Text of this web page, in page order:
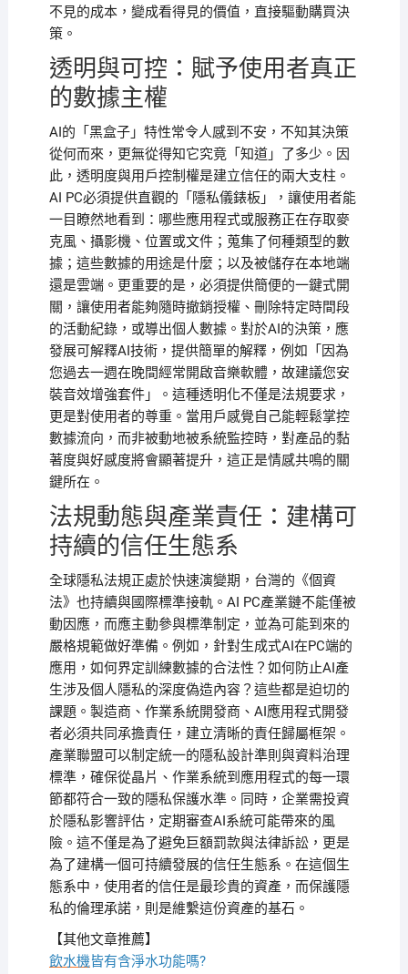
不見的成本，變成看得見的價值，直接驅動購買決
策。
透明與可控：賦予使用者真正
的數據主權
AI的「黑盒子」特性常令人感到不安，不知其決策
從何而來，更無從得知它究竟「知道」了多少。因
此，透明度與用戶控制權是建立信任的兩大支柱。
AI PC必須提供直觀的「隱私儀錶板」，讓使用者能
一目瞭然地看到：哪些應用程式或服務正在存取麥
克風、攝影機、位置或文件；蒐集了何種類型的數
據；這些數據的用途是什麼；以及被儲存在本地端
還是雲端。更重要的是，必須提供簡便的一鍵式開
關，讓使用者能夠隨時撤銷授權、刪除特定時間段
的活動紀錄，或導出個人數據。對於AI的決策，應
發展可解釋AI技術，提供簡單的解釋，例如「因為
您過去一週在晚間經常開啟音樂軟體，故建議您安
裝音效增強套件」。這種透明化不僅是法規要求，
更是對使用者的尊重。當用戶感覺自己能輕鬆掌控
數據流向，而非被動地被系統監控時，對產品的黏
著度與好感度將會顯著提升，這正是情感共鳴的關
鍵所在。
法規動態與產業責任：建構可
持續的信任生態系
全球隱私法規正處於快速演變期，台灣的《個資
法》也持續與國際標準接軌。AI PC產業鏈不能僅被
動因應，而應主動參與標準制定，並為可能到來的
嚴格規範做好準備。例如，針對生成式AI在PC端的
應用，如何界定訓練數據的合法性？如何防止AI產
生涉及個人隱私的深度偽造內容？這些都是迫切的
課題。製造商、作業系統開發商、AI應用程式開發
者必須共同承擔責任，建立清晰的責任歸屬框架。
產業聯盟可以制定統一的隱私設計準則與資料治理
標準，確保從晶片、作業系統到應用程式的每一環
節都符合一致的隱私保護水準。同時，企業需投資
於隱私影響評估，定期審查AI系統可能帶來的風
險。這不僅是為了避免巨額罰款與法律訴訟，更是
為了建構一個可持續發展的信任生態系。在這個生
態系中，使用者的信任是最珍貴的資產，而保護隱
私的倫理承諾，則是維繫這份資產的基石。
【其他文章推薦】
飲水機皆有含淨水功能嗎?